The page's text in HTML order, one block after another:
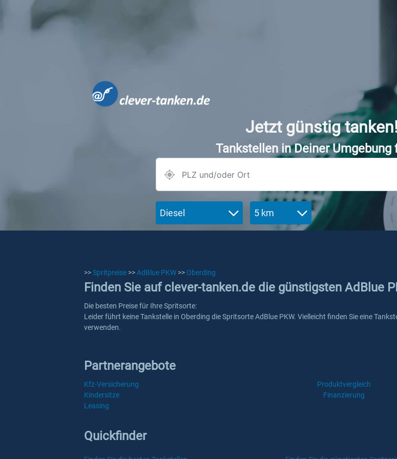
Jetzt günstig
Tankstellen in Deiner Umgebung
Diesel 5 km
>>Spritpreise >>AdBlue PKW >> Oberding
Finden Sie auf clever-tanken.de die günstigsten AdBlue
Die besten Preise für Ihre Spritsorte:
Leider führt keine Tankstelle in Oberding die Spritsorte AdBlue PKW. Vielleicht finden Sie eine
verwenden.
Partnerangebote
Kfz-Versicherung Produktvergleich
Kindersitze
Finanzierung
Leasing
Quickfinder